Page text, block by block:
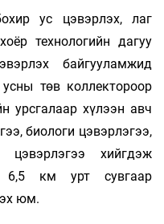
ус цэвэрлэх, лаг
технологийн дагуу
байгууламжид
төв коллектороор
урсгалаар хүлээн авч
биологи цэвэрлэгээ,
хийгдэж
6,5 км урт сувгаар
юм.